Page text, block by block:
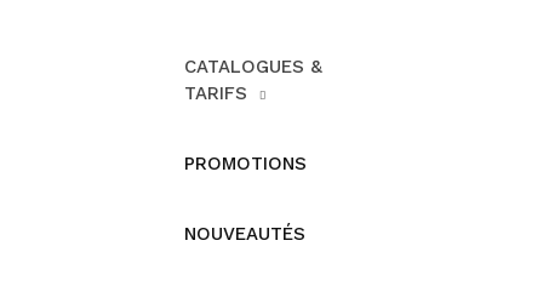
CATALOGUES &
TARIFS
PROMOTIONS
NOUVEAUTÉS